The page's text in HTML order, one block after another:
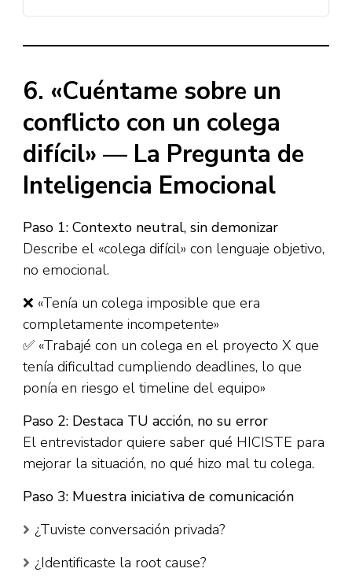
6. «Cuéntame sobre un
conflicto con un colega
difícil» — La Pregunta de
Inteligencia Emocional
Paso 1: Contexto neutral, sin demonizar
Describe el «colega difícil» con lenguaje objetivo,
no emocional.​
❌ «Tenía un colega imposible que era
completamente incompetente»
✅ «Trabajé con un colega en el proyecto X que
tenía dificultad cumpliendo deadlines, lo que
ponía en riesgo el timeline del equipo»​
Paso 2: Destaca TU acción, no su error
El entrevistador quiere saber qué HICISTE para
mejorar la situación, no qué hizo mal tu colega.​
Paso 3: Muestra iniciativa de comunicación
¿Tuviste conversación privada?
¿Identificaste la root cause?